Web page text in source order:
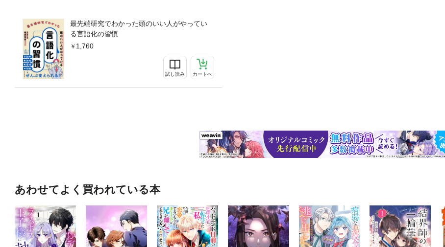
最先端研究でわかった頭のいい人がやってい
る言語化の習慣
1,760
試し読み カートへ
あわせてよく買われている本